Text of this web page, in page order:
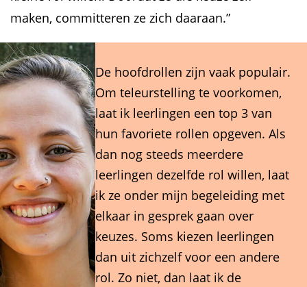
maken, committeren ze zich daaraan.”
De hoofdrollen zijn vaak populair.
Om teleurstelling te voorkomen,
laat ik leerlingen een top 3 van
hun favoriete rollen opgeven. Als
dan nog steeds meerdere
leerlingen dezelfde rol willen, laat
ik ze onder mijn begeleiding met
elkaar in gesprek gaan over
keuzes. Soms kiezen leerlingen
dan uit zichzelf voor een andere
rol. Zo niet, dan laat ik de